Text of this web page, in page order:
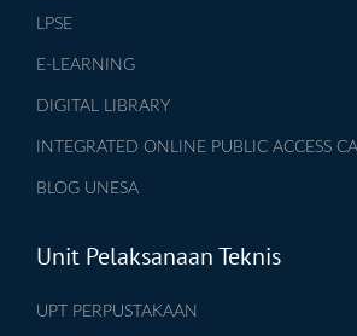
LPSE
E-LEARNING
DIGITAL LIBRARY
INTEGRATED ONLINE PUBLIC ACCESS
BLOG UNESA
Unit Pelaksanaan Teknis
UPT PERPUSTAKAAN